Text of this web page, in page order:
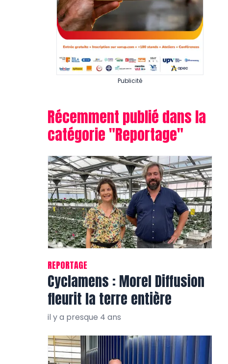
Publicité
Récemment publié dans la
catégorie "Reportage"
REPORTAGE
Cyclamens : Morel Diffusion
fleurit la terre entière
il y a presque 4 ans